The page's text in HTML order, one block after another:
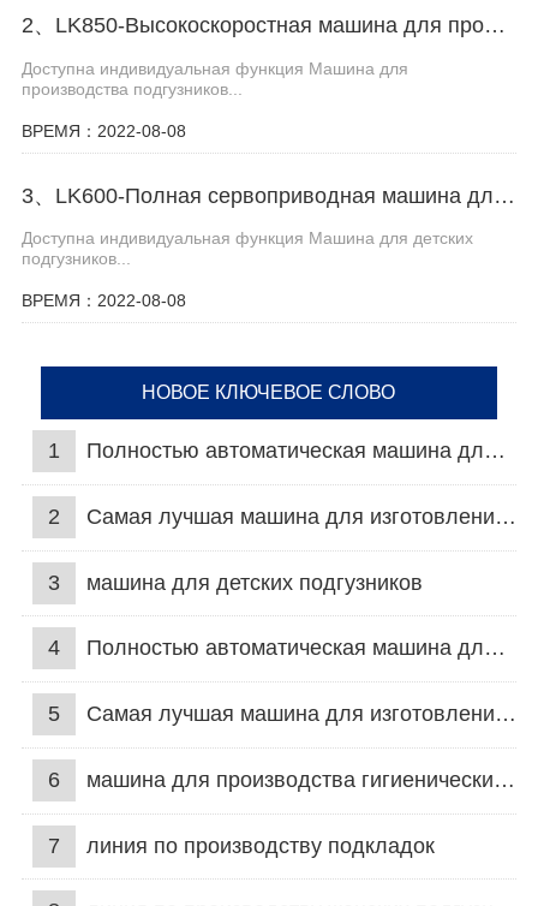
2、LK850-Высокоскоростная машина для производства детских подгузников
Доступна индивидуальная функция Машина для
производства подгузников​...
ВРЕМЯ：2022-08-08
3、LK600-Полная сервоприводная машина для производства детских подгузников
Доступна индивидуальная функция Машина для детских
подгузников​...
ВРЕМЯ：2022-08-08
НОВОЕ КЛЮЧЕВОЕ СЛОВО
1 Полностью автоматическая машина для подгузников для взрослых
2 Самая лучшая машина для изготовления подгузников
3 машина для детских подгузников
4 Полностью автоматическая машина для подгузников для взрослых
5 Самая лучшая машина для изготовления подгузников
6 машина для производства гигиенических прокладок
7 линия по производству подкладок